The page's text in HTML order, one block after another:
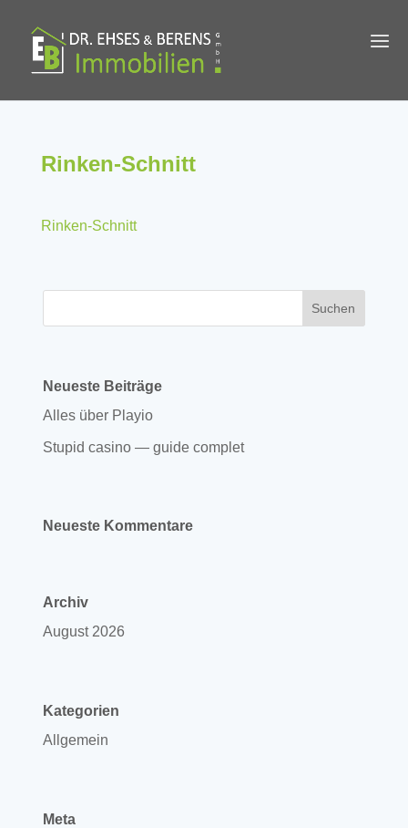
Rinken-Schnitt
Rinken-Schnitt
Neueste Beiträge
Alles über Playio
Stupid casino — guide complet
Neueste Kommentare
Archiv
August 2026
Kategorien
Allgemein
Meta